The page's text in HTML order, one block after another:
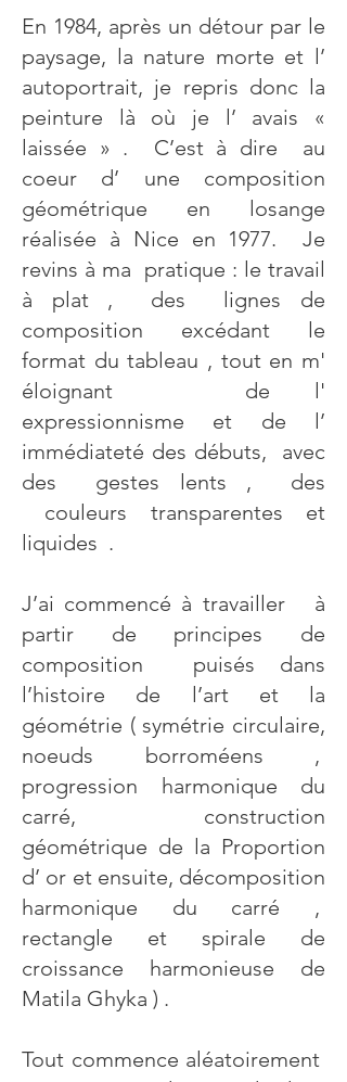
En 1984, après un détour par le
paysage, la nature morte et l’
autoportrait, je repris donc la
peinture là où je l’ avais «
laissée » . C’est à dire au
coeur d’ une composition
géométrique en losange
réalisée à Nice en 1977. Je
revins à ma pratique : le travail
à plat , des lignes de
composition excédant le
format du tableau , tout en m'
éloignant de l'
expressionnisme et de l’
immédiateté des débuts, avec
des gestes lents , des
couleurs transparentes et
liquides .
J’ai commencé à travailler à
partir de principes de
composition puisés dans
l’histoire de l’art et la
géométrie ( symétrie circulaire,
noeuds borroméens ,
progression harmonique du
carré, construction
géométrique de la Proportion
d’ or et ensuite, décomposition
harmonique du carré ,
rectangle et spirale de
croissance harmonieuse de
Matila Ghyka ) .
Tout commence aléatoirement